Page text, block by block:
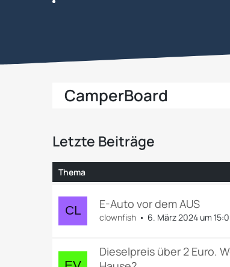
CamperBoard
Letzte Beiträge
Thema
E-Auto vor dem AUS
clownfish 6. März 2024 um
Dieselpreis über 2 Euro.